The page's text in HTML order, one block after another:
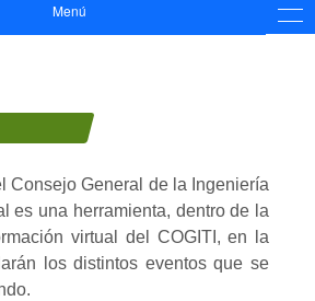
Menú
Consejo General de la Ingeniería
es una herramienta, dentro de la
virtual del COGITI, en la
los distintos eventos que se